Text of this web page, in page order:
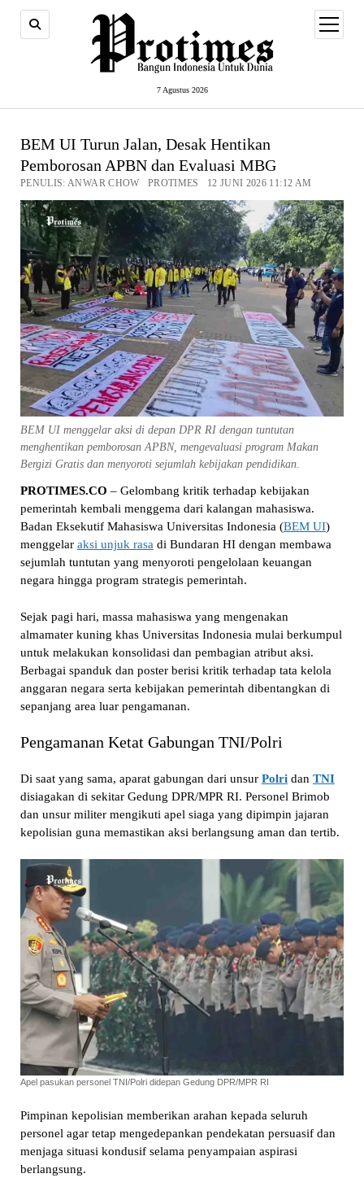
7 Agustus 2026
open
menu
BEM UI Turun Jalan, Desak Hentikan
Pemborosan APBN dan Evaluasi MBG
PENULIS: ANWAR CHOW PROTIMES 12 JUNI 2026 11:12 AM
BEM UI menggelar aksi di depan DPR RI dengan tuntutan
menghentikan pemborosan APBN, mengevaluasi program Makan
Bergizi Gratis dan menyoroti sejumlah kebijakan pendidikan.
PROTIMES.CO – Gelombang kritik terhadap kebijakan
pemerintah kembali menggema dari kalangan mahasiswa.
Badan Eksekutif Mahasiswa Universitas Indonesia (BEM UI)
menggelar aksi unjuk rasa di Bundaran HI dengan membawa
sejumlah tuntutan yang menyoroti pengelolaan keuangan
negara hingga program strategis pemerintah.
Sejak pagi hari, massa mahasiswa yang mengenakan
almamater kuning khas Universitas Indonesia mulai berkumpul
untuk melakukan konsolidasi dan pembagian atribut aksi.
Berbagai spanduk dan poster berisi kritik terhadap tata kelola
anggaran negara serta kebijakan pemerintah dibentangkan di
sepanjang area luar pengamanan.
Pengamanan Ketat Gabungan TNI/Polri
Di saat yang sama, aparat gabungan dari unsur Polridan TNI
disiagakan di sekitar Gedung DPR/MPR RI. Personel Brimob
dan unsur militer mengikuti apel siaga yang dipimpin jajaran
kepolisian guna memastikan aksi berlangsung aman dan tertib.
Apel pasukan personel TNI/Polri didepan Gedung DPR/MPR RI
Pimpinan kepolisian memberikan arahan kepada seluruh
personel agar tetap mengedepankan pendekatan persuasif dan
menjaga situasi kondusif selama penyampaian aspirasi
berlangsung.